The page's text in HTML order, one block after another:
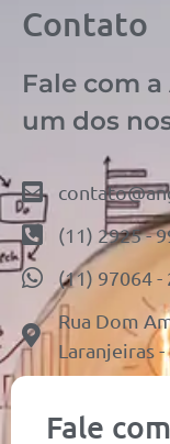
Contato
Fale com
um dos
(11) 2925 -
(11) 97064 -
Rua Dom
Laranjeiras -
Fale